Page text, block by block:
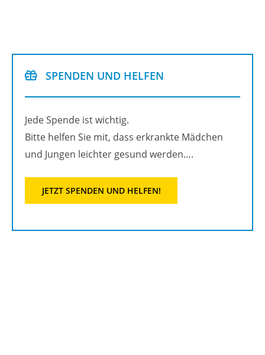
SPEN­DEN UND HEL­FEN
Jede Spen­de ist wich­tig.
Bitte hel­fen Sie mit, dass er­krank­te Mäd­chen
und Jun­gen leich­ter ge­sund wer­den….
JETZT SPEN­DEN UND HEL­FEN!